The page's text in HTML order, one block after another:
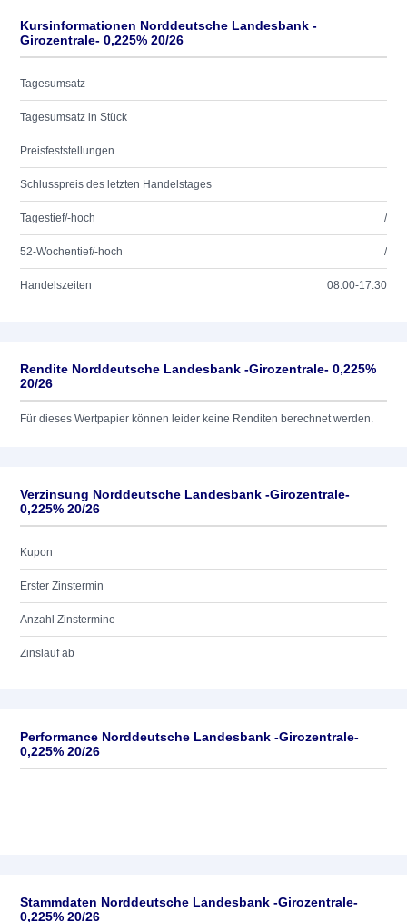
Kursinformationen Norddeutsche Landesbank -
Girozentrale- 0,225% 20/26
Tagesumsatz
Tagesumsatz in Stück
Preisfeststellungen
Schlusspreis des letzten Handelstages
Tagestief/-hoch /
52-Wochentief/-hoch /
Handelszeiten 08:00-17:30
Rendite Norddeutsche Landesbank -Girozentrale- 0,225%
20/26
Für dieses Wertpapier können leider keine Renditen berechnet werden.
Verzinsung Norddeutsche Landesbank -Girozentrale-
0,225% 20/26
Kupon
Erster Zinstermin
Anzahl Zinstermine
Zinslauf ab
Performance Norddeutsche Landesbank -Girozentrale-
0,225% 20/26
Stammdaten Norddeutsche Landesbank -Girozentrale-
0,225% 20/26